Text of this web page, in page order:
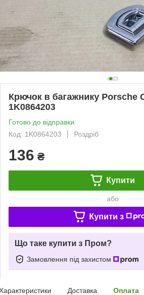
Крючок в багажнику Porsche
1K0864203
Готово до відправки
Код: 1K0864203
Роздріб
136 ₴
Купити
або
Купити з
Що таке купити з Пром?
Замовлення під захистом
Доставка Оплата